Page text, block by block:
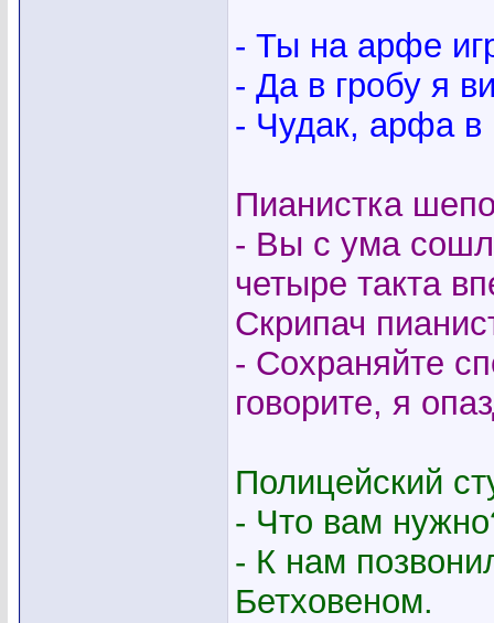
- Ты на арфе
- Да в гробу я
- Чудак, арфа в
Пианистка
- Вы с ума
четыре такта
Скрипач
- Сохраняйте
говорите, я
Полицейский
- Что вам
- К нам
Бетховеном.